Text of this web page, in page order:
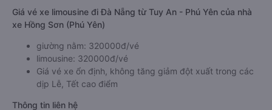
Giá vé xe limousine đi Đà Nẵng từ Tuy An - Phú Yên của nhà
xe Hồng Sơn (Phú Yên)
giường nằm: 320000đ/vé
limousine: 320000đ/vé
Giá vé xe ổn định, không tăng giảm đột xuất trong các
dịp Lễ, Tết cao điểm
Thông tin liên hệ